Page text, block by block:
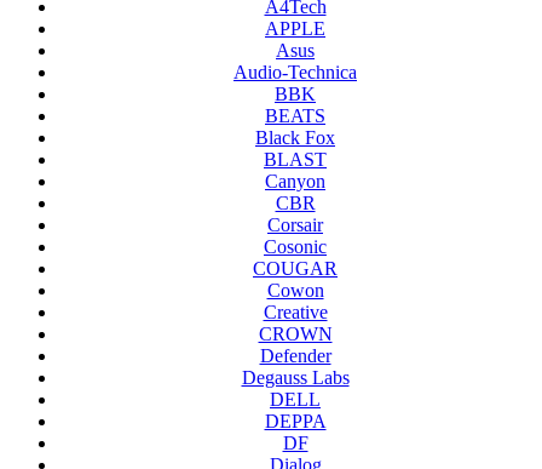
A4Tech
APPLE
Asus
Audio-Technica
BBK
BEATS
Black Fox
BLAST
Canyon
CBR
Corsair
Cosonic
COUGAR
Cowon
Creative
CROWN
Defender
Degauss Labs
DELL
DEPPA
DF